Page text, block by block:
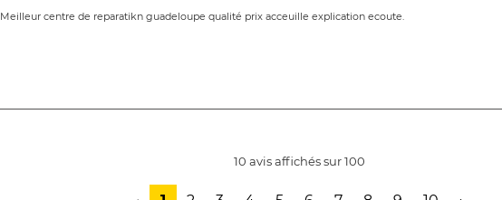
Meilleur centre de reparatikn guadeloupe qualité prix acceuille explication ecoute.
10 avis affichés sur 100